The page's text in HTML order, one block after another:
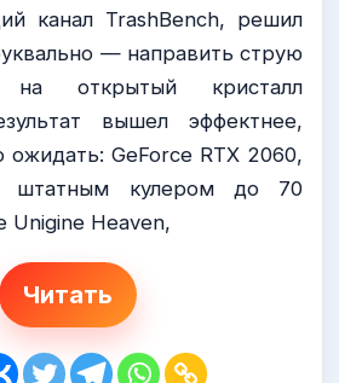
канал TrashBench, решил
— направить струю
открытый кристалл
вышел эффектнее,
GeForce RTX 2060,
штатным кулером до 70
Unigine Heaven,
Читать